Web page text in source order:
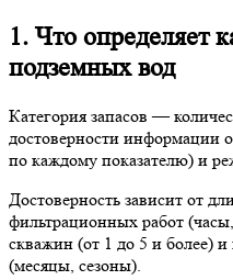
1. Что определяет
подземных вод
Категория запасов —
достоверности информации
по каждому показателю) и
Достоверность зависит от
фильтрационных работ
скважин (от 1 до 5 и более)
(месяцы, сезоны).